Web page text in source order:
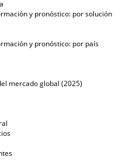
y pronóstico: por solución
y pronóstico: por país
mercado global (2025)